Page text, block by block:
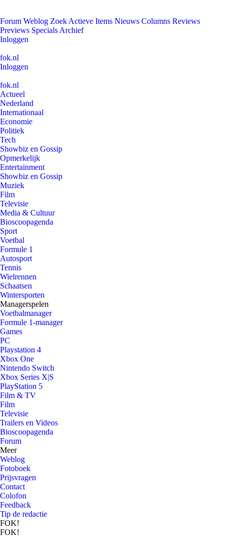
Forum Weblog Zoek Actieve Items Nieuws Columns Reviews
Previews Specials Archief
Inloggen
fok.nl
Inloggen
fok.nl
Actueel
Nederland
Internationaal
Economie
Politiek
Tech
Showbiz en Gossip
Opmerkelijk
Entertainment
Showbiz en Gossip
Muziek
Film
Televisie
Media & Cultuur
Bioscoopagenda
Sport
Voetbal
Formule 1
Autosport
Tennis
Wielrennen
Schaatsen
Wintersporten
Managerspelen
Voetbalmanager
Formule 1-manager
Games
PC
Playstation 4
Xbox One
Nintendo Switch
Xbox Series X|S
PlayStation 5
Film & TV
Film
Televisie
Trailers en Videos
Bioscoopagenda
Forum
Meer
Weblog
Fotoboek
Prijsvragen
Contact
Colofon
Feedback
Tip de redactie
FOK!
FOK!